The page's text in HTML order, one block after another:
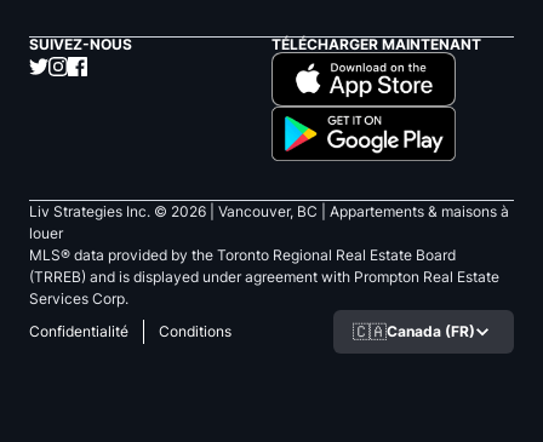
SUIVEZ-NOUS TÉLÉCHARGER MAINTENANT
Liv Strategies Inc. © 2026 | Vancouver, BC |
Appartements & maisons à
louer
MLS® data provided by the Toronto Regional Real Estate Board
(TRREB) and is displayed under agreement with Prompton Real Estate
Services Corp.
Confidentialité
Conditions 🇨🇦Canada (FR)